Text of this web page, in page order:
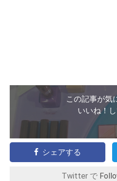
この記事が気
いいね！
シェアする
Twitter で